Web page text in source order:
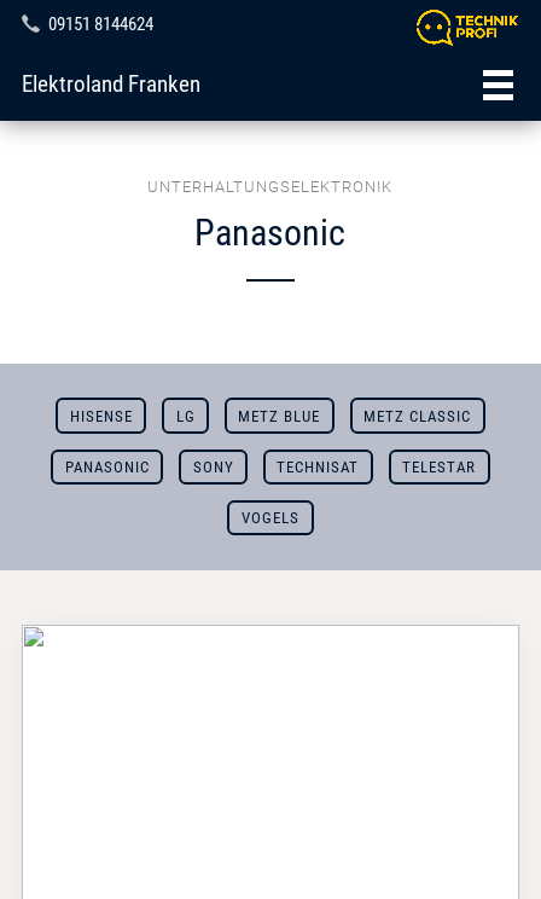
09151 8144624
Elektroland Franken
UNTERHALTUNGSELEKTRONIK
Panasonic
HISENSE LG METZ BLUE METZ CLASSIC
PANASONIC SONY TECHNISAT TELESTAR
VOGELS